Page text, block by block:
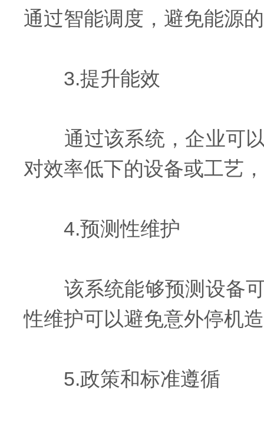
通过智能调度，避免能源
3.提升能效
通过该系统，企业可以
对效率低下的设备或工艺
4.预测性维护
该系统能够预测设备可
性维护可以避免意外停机
5.政策和标准遵循